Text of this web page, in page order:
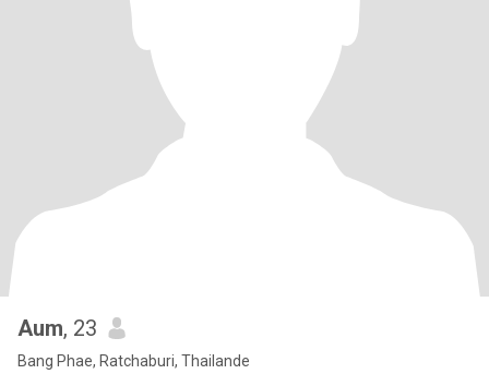
Aum, 23
Bang Phae, Ratchaburi, Thailande